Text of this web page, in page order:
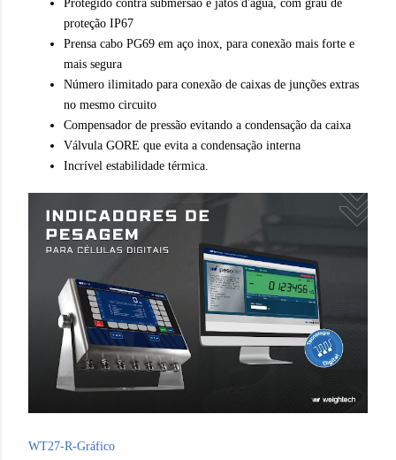
Protegido contra submersão e jatos d'água, com grau de
proteção IP67
Prensa cabo PG69 em aço inox, para conexão mais forte e
mais segura
Número ilimitado para conexão de caixas de junções extras
no mesmo circuito
Compensador de pressão evitando a condensação da caixa
Válvula GORE que evita a condensação interna
Incrível estabilidade térmica.
WT27-R-Gráfico